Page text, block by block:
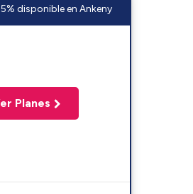
disponible en Ankeny
Planes